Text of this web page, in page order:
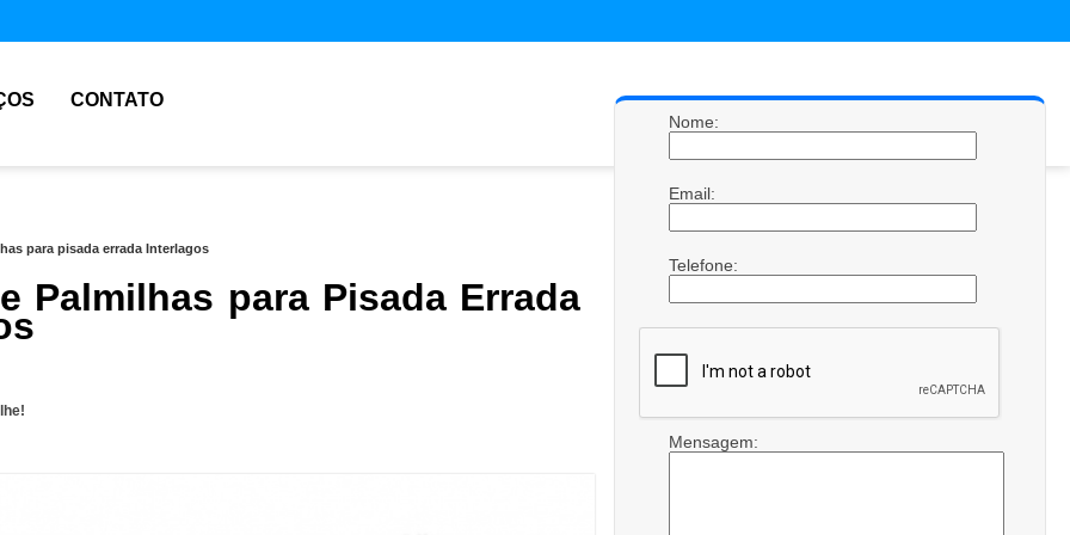
CONTATO
para pisada errada Interlagos
Palmilhas para Pisada Errada
Nome:
Email:
Telefone:
Mensagem: